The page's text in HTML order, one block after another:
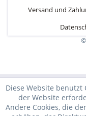
Versand und
Diese Website
der Website
Andere Cookies, die